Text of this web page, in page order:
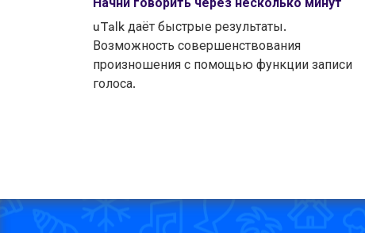
Начни говорить через несколько минут
uTalk даёт быстрые результаты.
Возможность совершенствования
произношения с помощью функции записи
голоса.